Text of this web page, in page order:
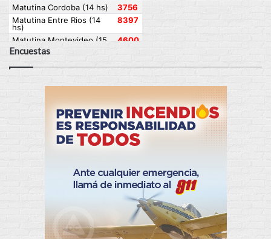
Encuestas